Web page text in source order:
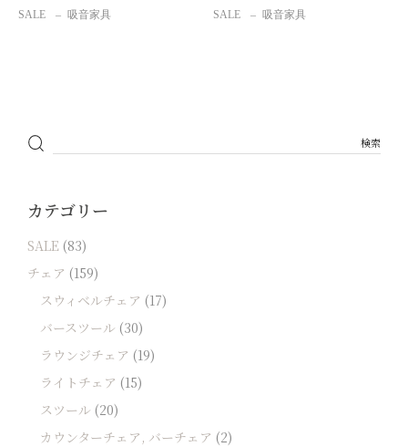
SALE 吸音家具 SALE 吸音家具
カテゴリー
SALE (83)
チェア (159)
スウィベルチェア (17)
バースツール (30)
ラウンジチェア (19)
ライトチェア (15)
スツール (20)
カウンターチェア, バーチェア (2)